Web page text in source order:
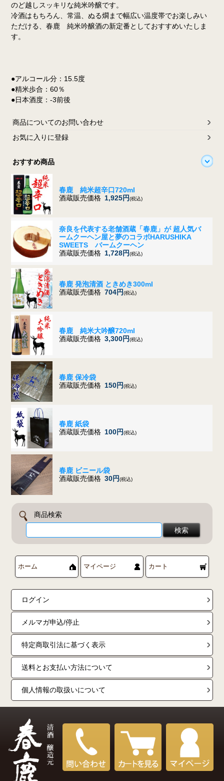
のど越しスッキリな純米吟醸です。
冷酒はもちろん、常温、ぬる燗まで幅広い温度帯でお楽しみい
ただける、春鹿 純米吟醸酒の新定番としておすすめいたしま
す。
●アルコール分：15.5度
●精米歩合：60％
●日本酒度：-3前後
商品についてのお問い合わせ
お気に入りに登録
おすすめ商品
春鹿 純米超辛口720ml
酒蔵販売価格 1,925円(税込)
奈良を代表する老舗酒蔵「春鹿」が 超人気バ
ームクーヘン屋と夢のコラボHARUSHIKA
SWEETS バームクーヘン
酒蔵販売価格 1,728円(税込)
春鹿 発泡清酒 ときめき300ml
酒蔵販売価格 704円(税込)
春鹿 純米大吟醸720ml
酒蔵販売価格 3,300円(税込)
春鹿 保冷袋
酒蔵販売価格 150円(税込)
春鹿 紙袋
酒蔵販売価格 100円(税込)
春鹿 ビニール袋
酒蔵販売価格 30円(税込)
商品検索
ホーム マイページ カート
ログイン
メルマガ申込/停止
特定商取引法に基づく表示
送料とお支払い方法について
個人情報の取扱いについて